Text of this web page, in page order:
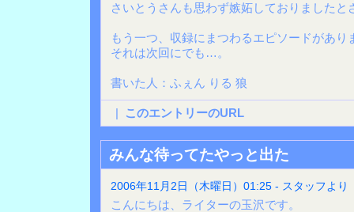
さいとうさんも思わず嫉妬しておりましたと
もう一つ、収録にまつわるエピソードがあり
それは次回にでも…。
書いた人：ふぇん りる 狼
| このエントリーのURL
みんな待ってたやっと出た
2006年11月2日（木曜日）01:25 - スタッフより
こんにちは、ライターの玉沢です。